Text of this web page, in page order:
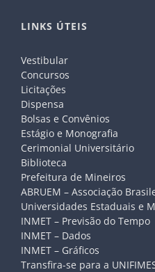
LINKS ÚTEIS
Vestibular
Concursos
Licitações
Dispensa
Bolsas e Convênios
Estágio e Monografia
Cerimonial Universitário
Biblioteca
Prefeitura de Mineiros
ABRUEM – Associação
Universidades Estaduais e
INMET – Previsão do Tempo
INMET – Dados
INMET – Gráficos
Transfira-se para a